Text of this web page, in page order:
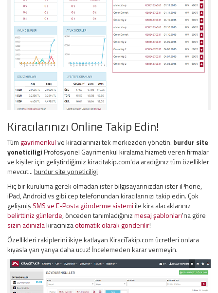
Kiracılarınızı Online Takip Edin!
Tüm gayrimenkulve kiracılarınızı tek merkezden yönetin. burdur site
yoneticiligiProfosyonel Gayrimenkul kiralama hizmeti veren firmalar
ve kişiler için geliştirdiğimiz kiracitakip.com'da aradığınız tüm özellikler
mevcut...burdur site yoneticiligi
Hiç bir kuruluma gerek olmadan ister bilgisayarınızdan ister iPhone,
iPad, Android vs gibi cep telefonundan kiracılarınızı takip edin. Çok
gelişmiş SMS ve E-Posta gönderme sistemiile kira alacaklarınız
belirttiniz günlerde, önceden tanımladığınızmesaj şablonları'na göre
sizin adınızlakiracınızaotomatik olarak gönderilir!
Özellikleri rakiplerini ikiye katlayan KiraciTakip.com ücretleri onlara
kıyasla yarı yarıya daha ucuz! İncelemeden karar vermeyin.